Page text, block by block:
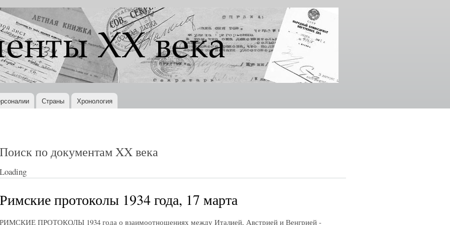
Перейти к
основному
содержанию
Страны Хронология
Поиск по документам XX века
Loading
Римские протоколы 1934 года, 17 марта
РИМСКИЕ ПРОТОКОЛЫ 1934 года о взаимоотношениях между Италией, Австрией и Венгрией -